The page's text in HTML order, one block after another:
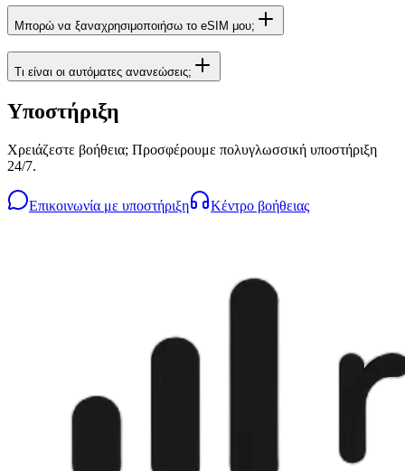
Μπορώ να ξαναχρησιμοποιήσω το eSIM μου;
Τι είναι οι αυτόματες ανανεώσεις;
Υποστήριξη
Χρειάζεστε βοήθεια; Προσφέρουμε πολυγλωσσική υποστήριξη
24/7.
Επικοινωνία με υποστήριξη Κέντρο βοήθειας